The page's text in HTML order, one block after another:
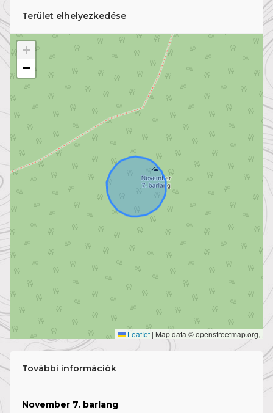
Terület elhelyezkedése
+
−
Leaflet | Map data © openstreetmap.org,
További információk
November 7. barlang